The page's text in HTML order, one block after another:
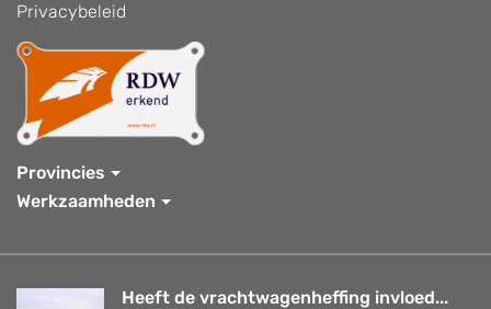
Privacybeleid
Provincies
Werkzaamheden
Heeft de vrachtwagenheffing invloed...